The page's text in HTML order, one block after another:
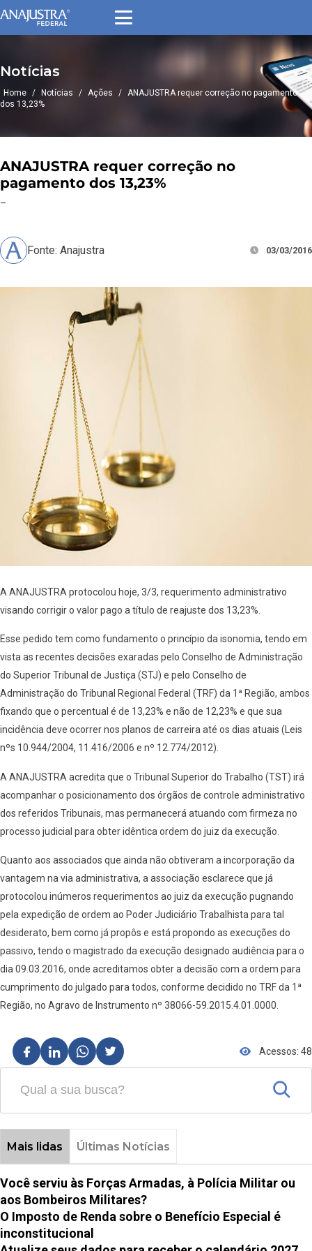
Notícias
Home / Notícias / Ações / ANAJUSTRA requer correção no pagamento
dos 13,23%
ANAJUSTRA requer correção no
pagamento dos 13,23%
–
Fonte: Anajustra 03/03/2016
A ANAJUSTRA protocolou hoje, 3/3, requerimento administrativo
visando corrigir o valor pago a título de reajuste dos 13,23%.
Esse pedido tem como fundamento o princípio da isonomia, tendo em
vista as recentes decisões exaradas pelo Conselho de Administração
do Superior Tribunal de Justiça (STJ) e pelo Conselho de
Administração do Tribunal Regional Federal (TRF) da 1ª Região, ambos
fixando que o percentual é de 13,23% e não de 12,23% e que sua
incidência deve ocorrer nos planos de carreira até os dias atuais (Leis
nºs 10.944/2004, 11.416/2006 e nº 12.774/2012).
A ANAJUSTRA acredita que o Tribunal Superior do Trabalho (TST) irá
acompanhar o posicionamento dos órgãos de controle administrativo
dos referidos Tribunais, mas permanecerá atuando com firmeza no
processo judicial para obter idêntica ordem do juiz da execução.
Quanto aos associados que ainda não obtiveram a incorporação da
vantagem na via administrativa, a associação esclarece que já
protocolou inúmeros requerimentos ao juiz da execução pugnando
pela expedição de ordem ao Poder Judiciário Trabalhista para tal
desiderato, bem como já propôs e está propondo as execuções do
passivo, tendo o magistrado da execução designado audiência para o
dia 09.03.2016, onde acreditamos obter a decisão com a ordem para
cumprimento do julgado para todos, conforme decidido no TRF da 1ª
Região, no Agravo de Instrumento nº 38066-59.2015.4.01.0000.
Acessos: 48
Mais lidas Últimas Notícias
Você serviu às Forças Armadas, à Polícia Militar ou
aos Bombeiros Militares?
O Imposto de Renda sobre o Benefício Especial é
inconstitucional